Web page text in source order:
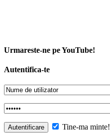
Urmareste-ne pe YouTube!
Autentifica-te
Tine-ma minte!